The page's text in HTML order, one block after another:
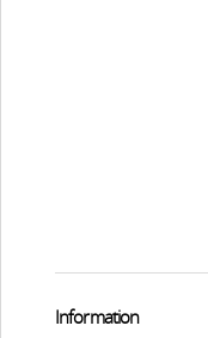
Information